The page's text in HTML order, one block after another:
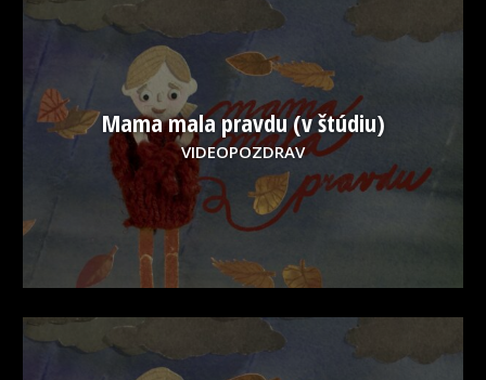
Mama mala pravdu (v štúdiu)
VIDEOPOZDRAV